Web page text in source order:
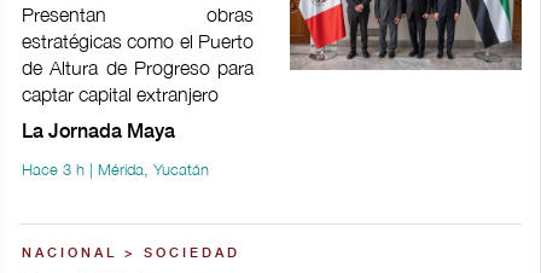
Presentan obras
estratégicas como el Puerto
de Altura de Progreso para
captar capital extranjero
La Jornada Maya
Hace 3 h | Mérida, Yucatán
NACIONAL > SOCIEDAD